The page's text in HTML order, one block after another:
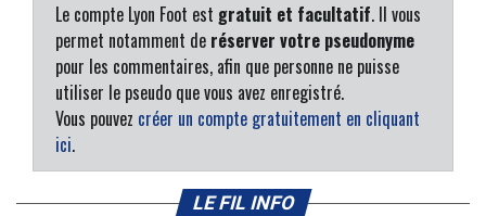
Le compte Lyon Foot est gratuit et facultatif. Il vous
permet notamment de réserver votre pseudonyme
pour les commentaires, afin que personne ne puisse
utiliser le pseudo que vous avez enregistré.
Vous pouvez créer un compte gratuitement en cliquant
ici.
LE FIL INFO